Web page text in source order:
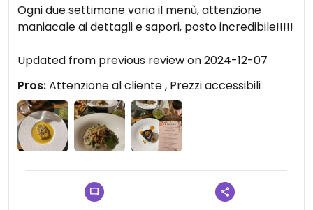
Ogni due settimane varia il menù, attenzione
maniacale ai dettagli e sapori, posto incredibile!!!!!
Updated from previous review on 2024-12-07
Pros:Attenzione al cliente , Prezzi accessibili